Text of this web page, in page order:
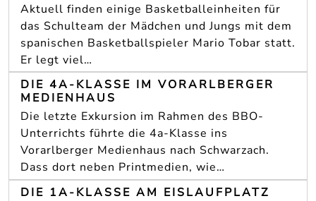
Aktuell finden einige Basketballeinheiten für
das Schulteam der Mädchen und Jungs mit dem
spanischen Basketballspieler Mario Tobar statt.
Er legt viel…
DIE 4A-KLASSE IM VORARLBERGER
MEDIENHAUS
Die letzte Exkursion im Rahmen des BBO-
Unterrichts führte die 4a-Klasse ins
Vorarlberger Medienhaus nach Schwarzach.
Dass dort neben Printmedien, wie…
DIE 1A-KLASSE AM EISLAUFPLATZ